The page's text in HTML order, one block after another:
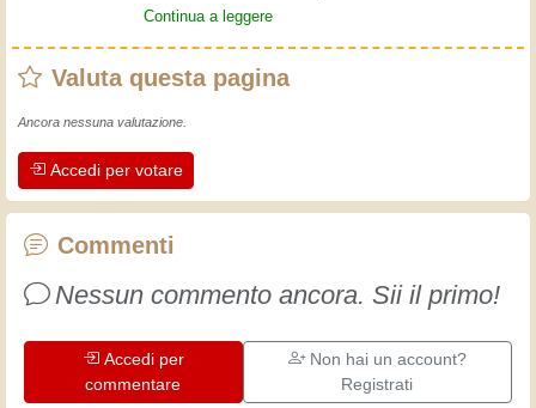
nonni mi hanno insegnato i primi
rudimenti, fin da piccolo e da allora ho
fatto un sacco di esperienze.
L'esperienza insegna! Tiene attivi e
artigiani professionisti mettono nel loro
lavoro. Impariamo insieme, ogni giorno
è una occasione per migliorare. Buon
Continua a leggere
Valuta questa pagina
Ancora nessuna valutazione.
Accedi per votare
Commenti
Nessun commento ancora. Sii il primo!
Accedi per
commentare
Non hai un account?
Registrati